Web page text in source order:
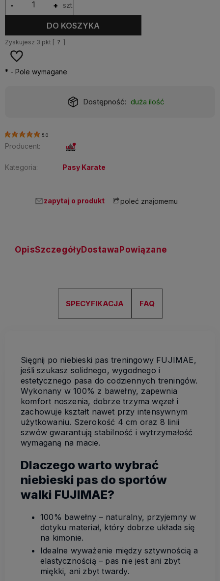
+
- szt.
DO KOSZYKA
Zyskujesz 3 pkt [ ? ]
* - Pole wymagane
Dostępność: duża ilość
5.0
Producent:
Kategoria: Pasy Karate
zapytaj o produkt poleć znajomemu
OpisSzczegółyDostawa Powiązane
SPECYFIKACJA FAQ
Sięgnij po niebieski pas treningowy FUJIMAE,
jeśli szukasz solidnego, wygodnego i
estetycznego pasa do codziennych treningów.
Wykonany w 100% z bawełny, zapewnia
komfort noszenia, dobrze trzyma węzeł i
zachowuje kształt nawet przy intensywnym
użytkowaniu. Szerokość 4 cm oraz 8 linii
szwów gwarantują stabilność i wytrzymałość
wymaganą na macie.
Dlaczego warto wybrać
niebieski pas do sportów
walki FUJIMAE?
100% bawełny – naturalny, przyjemny w
dotyku materiał, który dobrze układa się
na kimonie.
Idealne wyważenie między sztywnością a
elastycznością – pas nie jest ani zbyt
miękki, ani zbyt twardy.